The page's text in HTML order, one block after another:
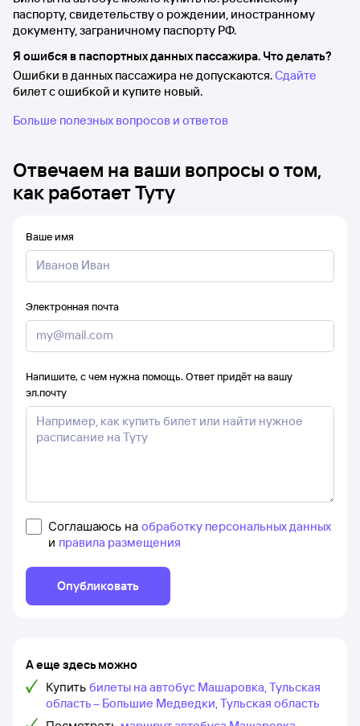
паспорту, свидетельству о рождении, иностранному
документу, заграничному паспорту РФ.
Я ошибся в паспортных данных пассажира. Что делать?
Ошибки в данных пассажира не допускаются.Сдайте
билет с ошибкой и купите новый.
Больше полезных вопросов и ответов
Отвечаем на ваши вопросы о том,
как работает Туту
Ваше имя
Электронная почта
Напишите, с чем нужна помощь. Ответ придёт на вашу
эл.почту
Соглашаюсь на обработку персональных данных
и правила размещения
Опубликовать
А еще здесь можно
Купить билеты на автобус Машаровка, Тульская
область – Большие Медведки, Тульская область